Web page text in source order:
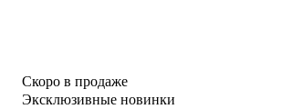
Скоро в продаже
Эксклюзивные новинки